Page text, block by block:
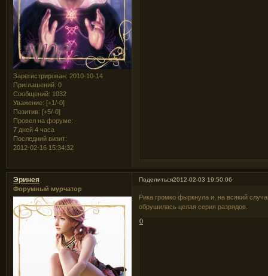
Зарегистрирован: 2010-10-14
Приглашений: 0
Сообщений: 1032
Уважение: [+1/-0]
Позитив: [+5/-0]
Провел на форуме:
7 дней 4 часа
Последний визит:
2012-02-16 15:34:32
Поделиться2012-02-03 19:50:06
Эринея
Форумный мурчатор
Рика громко фыркнула и, на всякий
обрушилась целая серия разрядов.
0